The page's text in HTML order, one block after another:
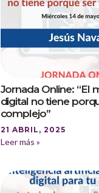
Jornada Online: “El
digital no tiene
complejo”
21 ABRIL, 2025
Leer más »